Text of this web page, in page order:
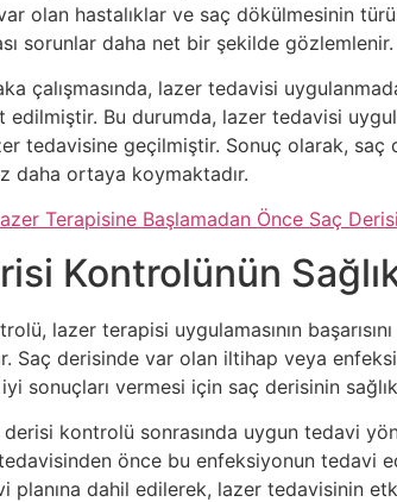
var olan hastalıklar ve saç dökülmesinin
sorunlar daha net bir şekilde
çalışmasında, lazer tedavisi
edilmiştir. Bu durumda, lazer tedavisi
tedavisine geçilmiştir. Sonuç olarak,
daha ortaya koymaktadır.
Terapisine Başlamadan Önce Saç
Kontrolünün
lazer terapisi uygulamasının
Saç derisinde var olan iltihap veya
sonuçları vermesi için saç derisinin
derisi kontrolü sonrasında uygun tedavi
önce bu enfeksiyonun tedavi
planına dahil edilerek, lazer tedavisinin